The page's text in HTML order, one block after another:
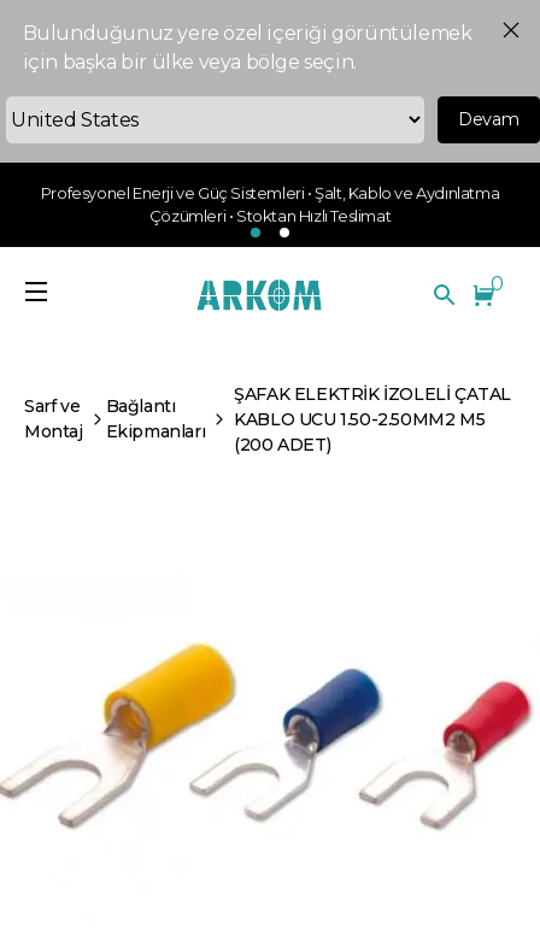
Bulunduğunuz yere özel içeriği görüntülemek
için başka bir ülke veya bölge seçin.
Devam
Profesyonel Enerji ve Güç Sistemleri • Şalt, Kablo ve Aydınlatma
Çözümleri • Stoktan Hızlı Teslimat
0
Sarf ve
Montaj
Bağlantı
Ekipmanları
ŞAFAK ELEKTRİK İZOLELİ ÇATAL
KABLO UCU 1.50-2.50MM2 M5
(200 ADET)